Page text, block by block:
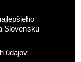
Slovensku
údajov